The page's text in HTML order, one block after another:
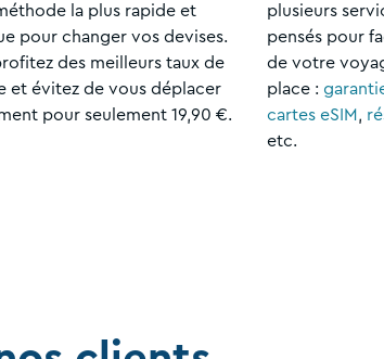
la plus rapide et
pour changer vos devises.
des meilleurs taux de
et évitez de vous déplacer
pour seulement 19,90 €.
plusieurs
pensés pour
de votre
place :
cartes eSIM,
etc.